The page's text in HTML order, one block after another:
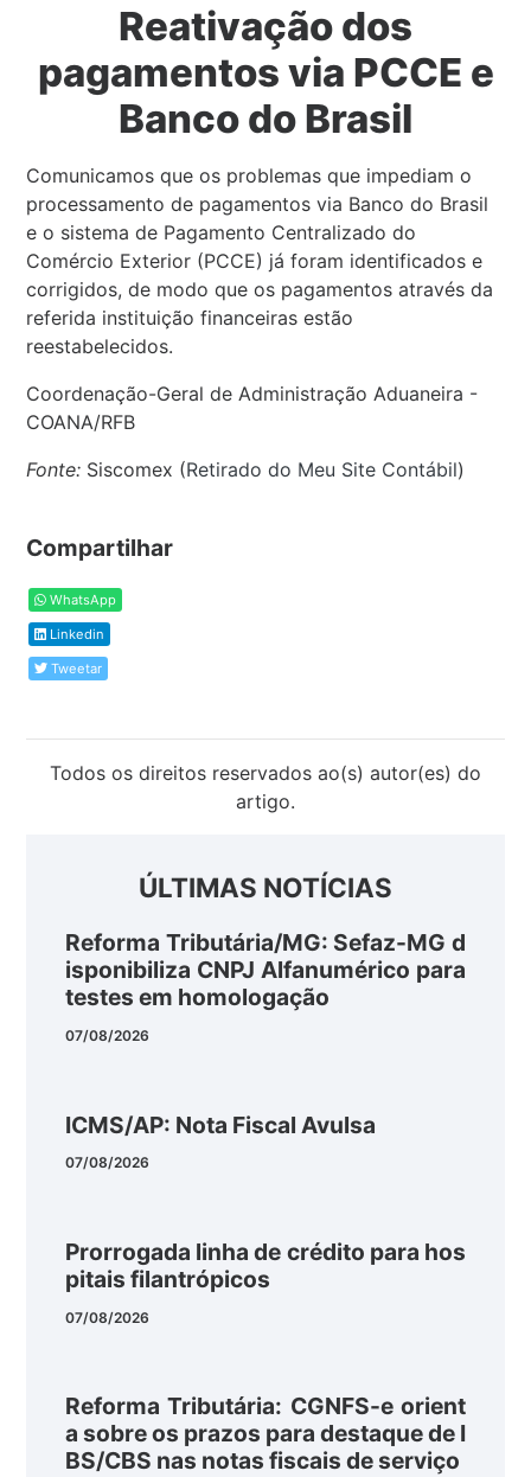
Reativação dos
pagamentos via PCCE e
Banco do Brasil
Comunicamos que os problemas que impediam o
processamento de pagamentos via Banco do Brasil
e o sistema de Pagamento Centralizado do
Comércio Exterior (PCCE) já foram identificados e
corrigidos, de modo que os pagamentos através da
referida instituição financeiras estão
reestabelecidos.
Coordenação-Geral de Administração Aduaneira -
COANA/RFB
Fonte: Siscomex (Retirado do Meu Site Contábil)
Compartilhar
WhatsApp
Linkedin
Tweetar
Todos os direitos reservados ao(s) autor(es) do
artigo.
ÚLTIMAS NOTÍCIAS
Reforma Tributária/MG: Sefaz-MG d
isponibiliza CNPJ Alfanumérico para
testes em homologação
07/08/2026
ICMS/AP: Nota Fiscal Avulsa
07/08/2026
Prorrogada linha de crédito para hos
pitais filantrópicos
07/08/2026
Reforma Tributária: CGNFS-e orient
a sobre os prazos para destaque de I
BS/CBS nas notas fiscais de serviço